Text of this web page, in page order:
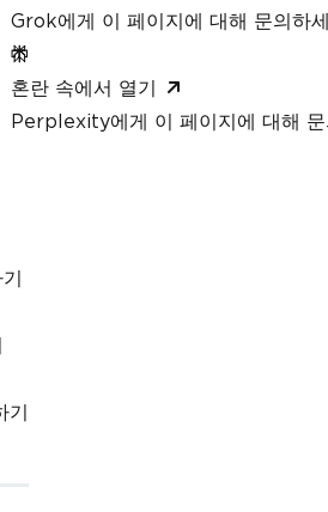
Grok에게 이 페이지에 대해 문의하
혼란 속에서 열기
Perplexity에게 이 페이지에 대해 문
기